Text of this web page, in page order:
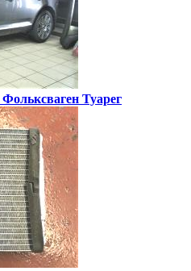
Фольксваген Туарег